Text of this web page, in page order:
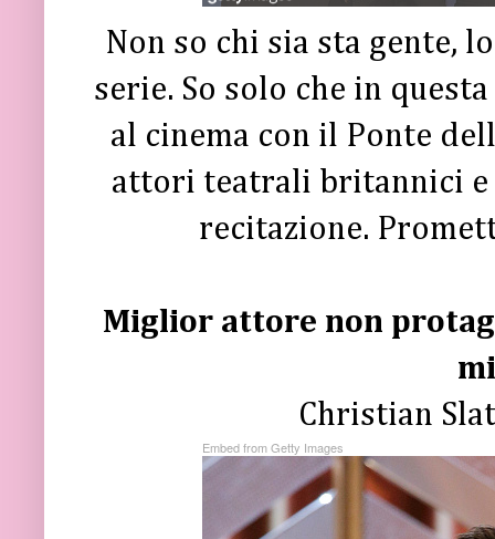
Non so chi sia sta gente,
serie. So solo che in
al cinema con il Ponte
attori teatrali britannici e
recitazione.
Miglior attore non
Christian
Embed from Getty Images